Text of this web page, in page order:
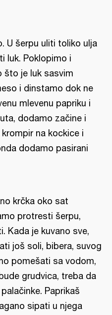
U šerpu uliti toliko ulja
luk. Poklopimo i
što je luk sasvim
i dinstamo dok ne
mlevenu papriku i
dodamo začine i
na kockice i
dodamo pasirani
krčka oko sat
protresti šerpu,
Kada je kuvano sve,
još soli, bibera, suvog
pomešati sa vodom,
grudvica, treba da
Paprikaš
sipati u njega